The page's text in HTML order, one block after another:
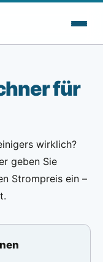
für
wirklich?
geben Sie
Strompreis ein –